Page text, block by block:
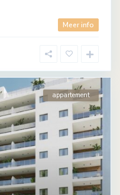
Meer info
appartement